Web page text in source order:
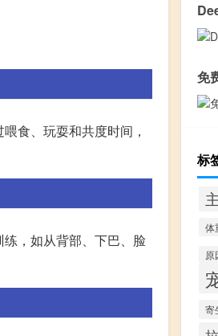
食、玩耍和共度时间，
，如从背部、下巴、脸
免
标
体
原
寄